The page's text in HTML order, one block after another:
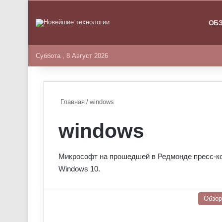
Суббота , 8 Август 2026
Главная / windows
windows
Микрософт на прошедшей в Редмонде пресс-
Windows 10.